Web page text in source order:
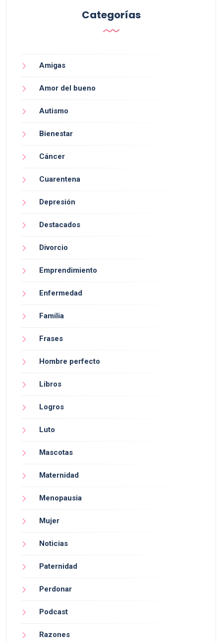
Categorías
Amigas
Amor del bueno
Autismo
Bienestar
Cáncer
Cuarentena
Depresión
Destacados
Divorcio
Emprendimiento
Enfermedad
Familia
Frases
Hombre perfecto
Libros
Logros
Luto
Mascotas
Maternidad
Menopausia
Mujer
Noticias
Paternidad
Perdonar
Podcast
Razones